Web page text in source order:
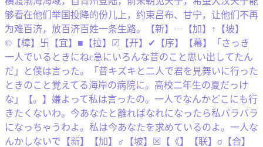
够看在他们举国投降的份儿上，约束吕布、甘宁，让他们不再
为难百济，放百济百姓一条生路。【新】┄【加】↑【坡】
©【樟】卐【宜】■【拉】☑【开】✔【序】【幕】「さっき
一人でいるときにねc急にいろんな昔のこと思い出してたん
だ」と僕は言った。「昔キズキと二人で君を見舞いに行った
ときのこと覚えてる海岸の病院に。高校二年生の夏だっけ
な」【。】嫌よって私は言ったの。一人でなんかどこにも行
きたくないわ。今あなたと離ればなれになったら私バラバラ
になっちゃうわよ。私は今あなたを求めているのよ。一人な
んかしないで【新】【加】♂【坡】☒【《】【联】σ【合】